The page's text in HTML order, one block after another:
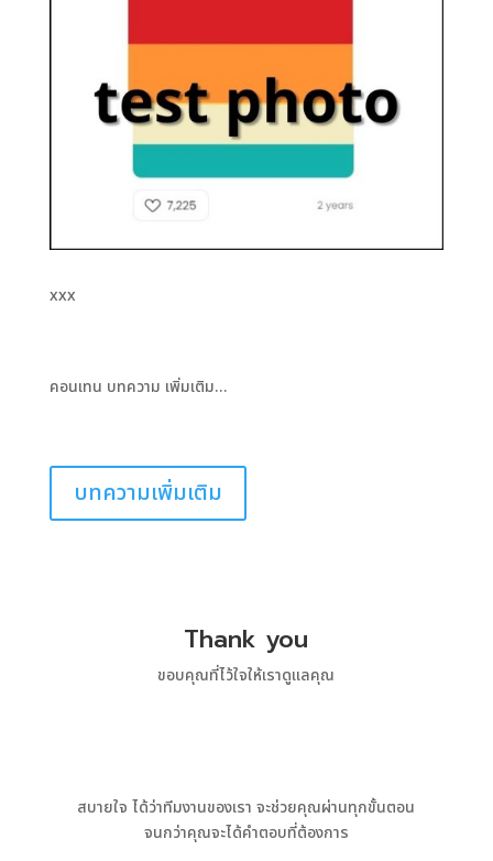
xxx
คอนเทน บทความ เพิ่มเติม…
บทความเพิ่มเติม
Thank you
ขอบคุณที่ไว้ใจให้เราดูเเลคุณ
สบายใจ ได้ว่าทีมงานของเรา จะช่วยคุณผ่านทุกขั้นตอน
จนกว่าคุณจะได้คำตอบที่ต้องการ